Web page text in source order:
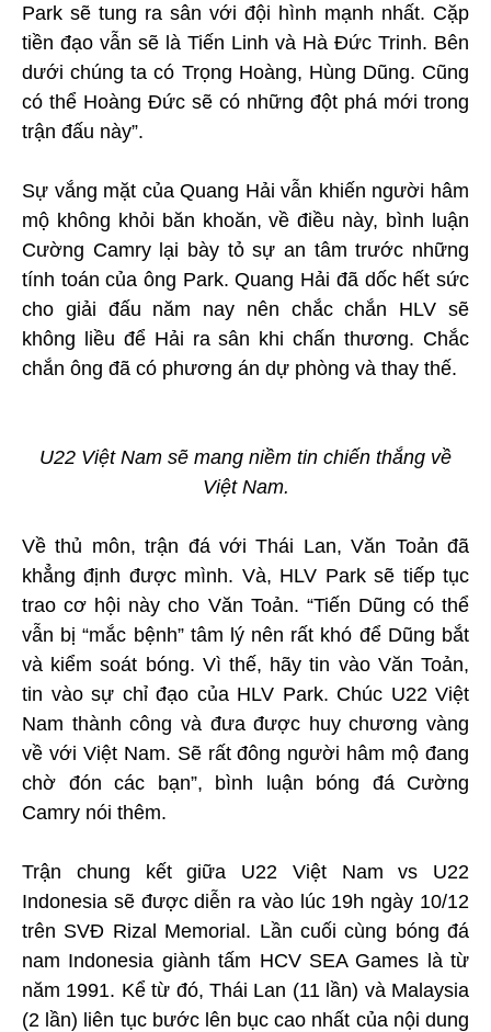
Park sẽ tung ra sân với đội hình mạnh nhất. Cặp
tiền đạo vẫn sẽ là Tiến Linh và Hà Đức Trinh. Bên
dưới chúng ta có Trọng Hoàng, Hùng Dũng. Cũng
có thể Hoàng Đức sẽ có những đột phá mới trong
trận đấu này”.
Sự vắng mặt của Quang Hải vẫn khiến người hâm
mộ không khỏi băn khoăn, về điều này, bình luận
Cường Camry lại bày tỏ sự an tâm trước những
tính toán của ông Park. Quang Hải đã dốc hết sức
cho giải đấu năm nay nên chắc chắn HLV sẽ
không liều để Hải ra sân khi chấn thương. Chắc
chắn ông đã có phương án dự phòng và thay thế.
U22 Việt Nam sẽ mang niềm tin chiến thắng về
Việt Nam.
Về thủ môn, trận đá với Thái Lan, Văn Toản đã
khẳng định được mình. Và, HLV Park sẽ tiếp tục
trao cơ hội này cho Văn Toản. “Tiến Dũng có thể
vẫn bị “mắc bệnh” tâm lý nên rất khó để Dũng bắt
và kiểm soát bóng. Vì thế, hãy tin vào Văn Toản,
tin vào sự chỉ đạo của HLV Park. Chúc U22 Việt
Nam thành công và đưa được huy chương vàng
về với Việt Nam. Sẽ rất đông người hâm mộ đang
chờ đón các bạn”, bình luận bóng đá Cường
Camry nói thêm.
Trận chung kết giữa U22 Việt Nam vs U22
Indonesia sẽ được diễn ra vào lúc 19h ngày 10/12
trên SVĐ Rizal Memorial. Lần cuối cùng bóng đá
nam Indonesia giành tấm HCV SEA Games là từ
năm 1991. Kể từ đó, Thái Lan (11 lần) và Malaysia
(2 lần) liên tục bước lên bục cao nhất của nội dung